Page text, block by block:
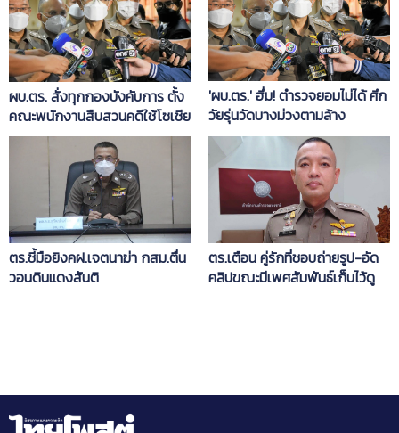
ผบ.ตร. สั่งทุกกองบังคับการ ตั้ง
คณะพนักงานสืบสวนคดีใช้โซเชีย
ลเป็นช่องทางทำผิด กำชับสอบ
ปากคำผู้เสียหายทุกกรณี
'ผบ.ตร.' ฮึ่ม! ตำรวจยอมไม่ได้ ศึก
วัยรุ่นวัดบางม่วงตามล้าง
แค้น'บาส'มีดคู่
ตร.ชี้มือยิงคฝ.เจตนาฆ่า กสม.ตื่น
วอนดินแดงสันติ
ตร.เตือน คู่รักที่ชอบถ่ายรูป-อัด
คลิปขณะมีเพศสัมพันธ์เก็บไว้ดู